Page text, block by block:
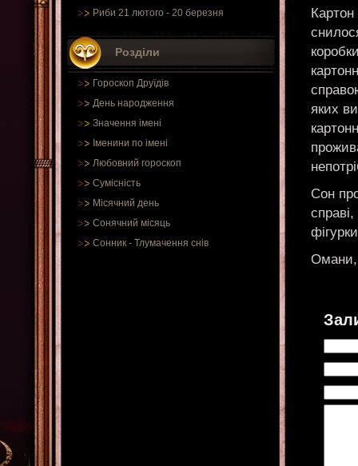
Риби 21 лютого - 20 березня
Розділи
Гороскоп Друїдів
День народження
Значення імені
Іменини по імені
Любовний гороскоп
Сумісність
Місячний день
Сонячний місяць
Сонник - Тлумачення снів
яких
Сон
Омани,